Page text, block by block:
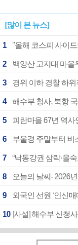
[많이 본 뉴스]
1 "올해 코스피 사이
2 백양산 고지대 마을
3 경위 이하 경찰 하
4 해수부 청사, 북항
5 피란마을 67년 역
6 부울경 주말부터 비
7 “낙동강권 삼락·을
8 오늘의 날씨- 2026
9 외국인 선원 ‘인신
10 [사설] 해수부 신청